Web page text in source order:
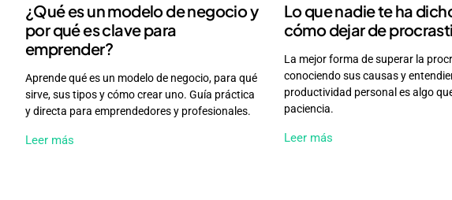
¿Qué es un modelo de negocio y
por qué es clave para
emprender?
Aprende qué es un modelo de negocio, para qué
sirve, sus tipos y cómo crear uno. Guía práctica
y directa para emprendedores y profesionales.
Leer más
Lo que nadie te ha
cómo dejar de
La mejor forma de superar la
conociendo sus causas y
productividad personal es algo
paciencia.
Leer más